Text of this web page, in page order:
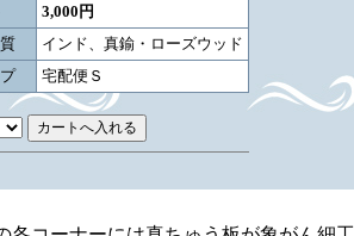
3,000円
インド、真鍮・ローズウッド
宅配便Ｓ